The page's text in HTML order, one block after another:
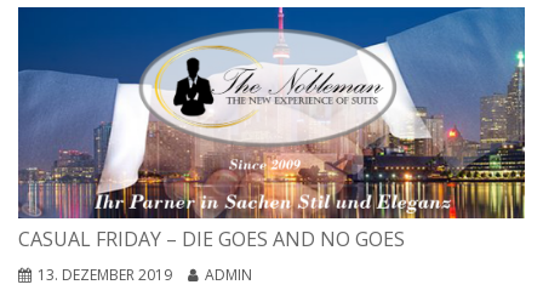
CASUAL FRIDAY – DIE GOES AND NO GOES
13. DEZEMBER 2019 ADMIN